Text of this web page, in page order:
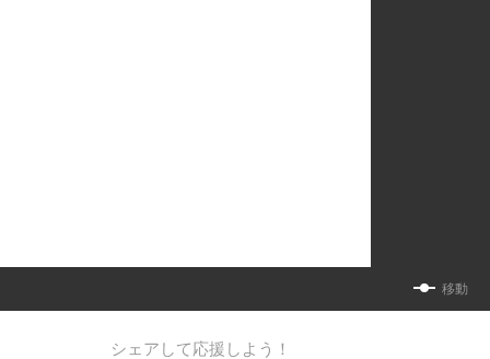
移動
シェアして応援しよう！